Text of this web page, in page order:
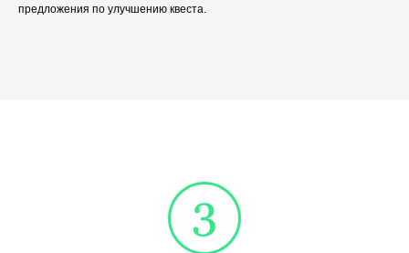
предложения по улучшению квеста.